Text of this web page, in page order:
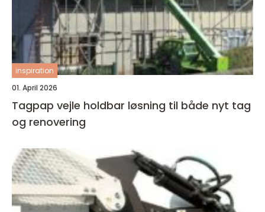
inspiration
01. April 2026
Tagpap vejle holdbar løsning til både nyt tag
og renovering